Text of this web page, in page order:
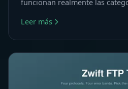
funcionan realmente las
Leer más